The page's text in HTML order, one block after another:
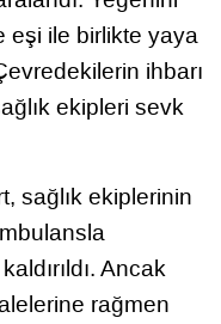
eşi ile birlikte yaya
ihbarı
ekipleri sevk
sağlık ekiplerinin
Ancak
rağmen